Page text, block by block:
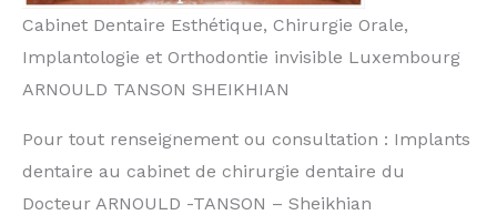
Cabinet Dentaire Esthétique, Chirurgie Orale,
Implantologie et Orthodontie invisible Luxembourg
ARNOULD TANSON SHEIKHIAN
Pour tout renseignement ou consultation : Implants
dentaire au cabinet de chirurgie dentaire du
Docteur ARNOULD -TANSON – Sheikhian